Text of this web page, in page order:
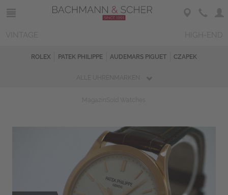
ROLEX PATEK PHILIPPE AUDEMARS PIGUET CZAPEK